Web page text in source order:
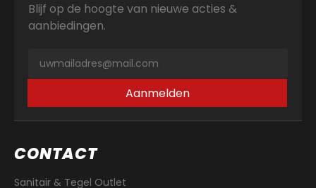
Blijf op de hoogte van nieuwe acties &
aanbiedingen.
Aanmelden
CONTACT
Sanitair & Tegel Outlet